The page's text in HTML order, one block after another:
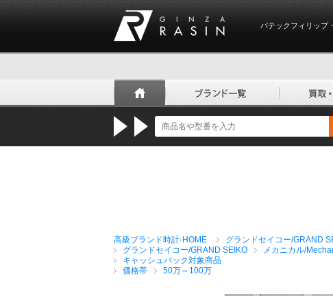
パテックフィリップ
高級ブランド時計-HOME グランドセイコー/GRAND
グランドセイコー/GRAND SEIKO
メカニカル/
キャッシュバック対象商品
価格帯
50万～100万